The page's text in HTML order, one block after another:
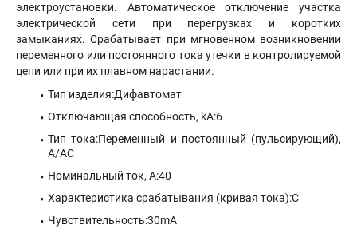
электроустановки. Автоматическое отключение участка
электрической сети при перегрузках и коротких
замыканиях. Срабатывает при мгновенном возникновении
переменного или постоянного тока утечки в контролируемой
цепи или при их плавном нарастании.
Тип изделия:Дифавтомат
Отключающая способность, kA:6
Тип тока:Переменный и постоянный (пульсирующий),
А/АС
Номинальный ток, А:40
Характеристика срабатывания (кривая тока):C
Чувствительность:30mA